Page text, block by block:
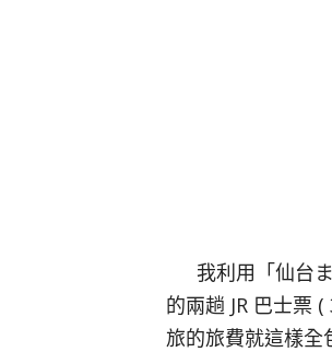
我利用「仙台
的兩趟 JR 巴士票
旅的旅費就這樣全